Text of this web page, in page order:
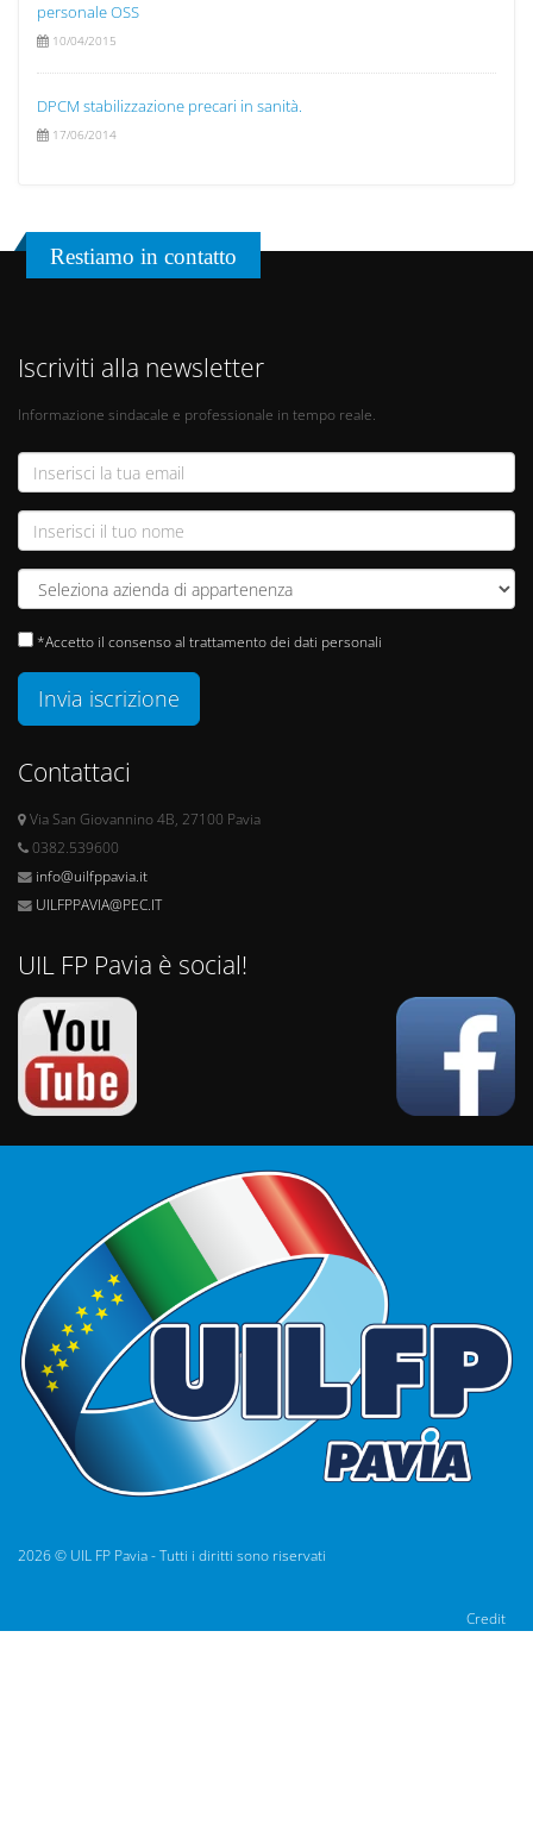
personale OSS
10/04/2015
DPCM stabilizzazione precari in sanità.
17/06/2014
Restiamo in contatto
Iscriviti alla newsletter
Informazione sindacale e professionale in tempo reale.
*Accetto il consenso al trattamento dei dati personali
Invia iscrizione
Contattaci
Via San Giovannino 4B, 27100 Pavia
0382.539600
info@uilfppavia.it
UILFPPAVIA@PEC.IT
UIL FP Pavia è social!
2026 © UIL FP Pavia - Tutti i diritti sono riservati
Credit